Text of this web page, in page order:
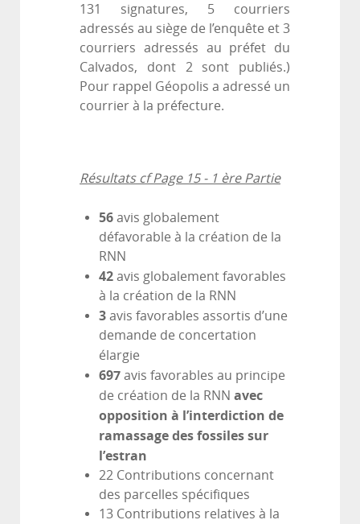
131 signatures, 5 courriers
adressés au siège de l’enquête et 3
courriers adressés au préfet du
Calvados, dont 2 sont publiés.)
Pour rappel Géopolis a adressé un
courrier à la préfecture.
Résultats cf Page 15 - 1 ère Partie
56 avis globalement
défavorable à la création de la
RNN
42 avis globalement favorables
à la création de la RNN
3 avis favorables assortis d’une
demande de concertation
élargie
697 avis favorables au principe
de création de la RNN avec
opposition à l’interdiction de
ramassage des fossiles sur
l’estran
22 Contributions concernant
des parcelles spécifiques
13 Contributions relatives à la